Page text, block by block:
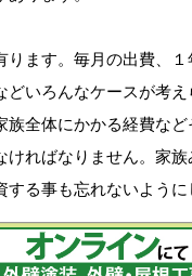
ります。毎月の出費、１
どいろんなケースが考
族全体にかかる経費な
ければなりません。家
する事も忘れないように